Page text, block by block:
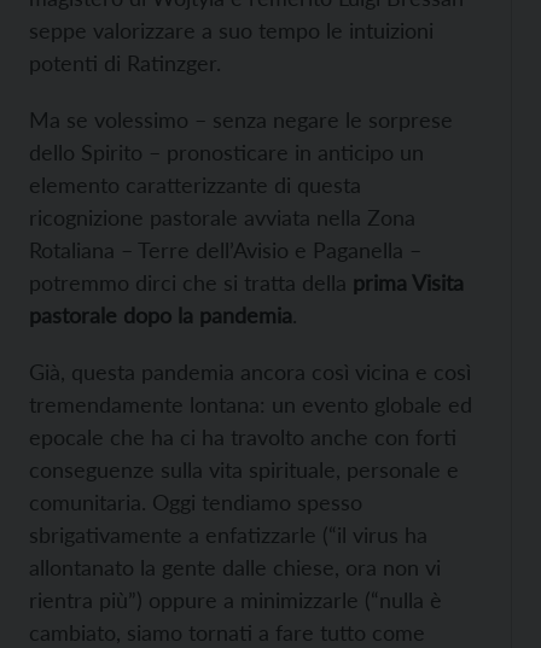
seppe valorizzare a suo tempo le intuizioni
potenti di Ratinzger.
Ma se volessimo – senza negare le sorprese
dello Spirito – pronosticare in anticipo un
elemento caratterizzante di questa
ricognizione pastorale avviata nella Zona
Rotaliana – Terre dell’Avisio e Paganella –
potremmo dirci che si tratta della prima Visita
pastorale dopo la pandemia.
Già, questa pandemia ancora così vicina e così
tremendamente lontana: un evento globale ed
epocale che ha ci ha travolto anche con forti
conseguenze sulla vita spirituale, personale e
comunitaria. Oggi tendiamo spesso
sbrigativamente a enfatizzarle (“il virus ha
allontanato la gente dalle chiese, ora non vi
rientra più”) oppure a minimizzarle (“nulla è
cambiato, siamo tornati a fare tutto come